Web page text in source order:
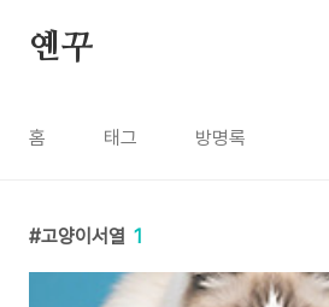
옌꾸
홈 태그 방명록
고양이서열 1